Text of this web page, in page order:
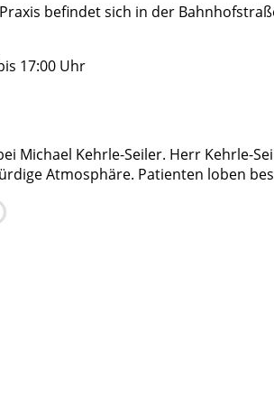
befindet sich in der
17:00 Uhr
Michael Kehrle-Seiler. Herr Kehrle-
Atmosphäre. Patienten loben